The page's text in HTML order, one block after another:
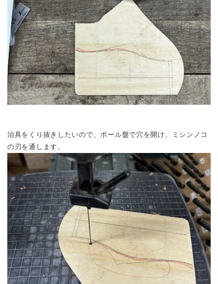
治具をくり抜きしたいので、ボール盤で穴を開け、ミシンノコ
の刃を通します。